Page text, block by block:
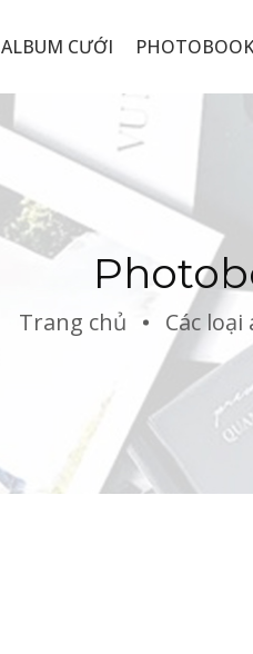
ALBUM CƯỚI
Trang chủ Các